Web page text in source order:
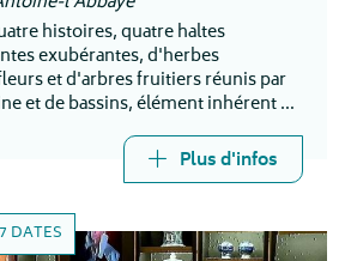
histoires, quatre haltes
exubérantes, d'herbes
et d'arbres fruitiers réunis par
et de bassins, élément inhérent et
même du jardin.
Plus d'infos
DATES